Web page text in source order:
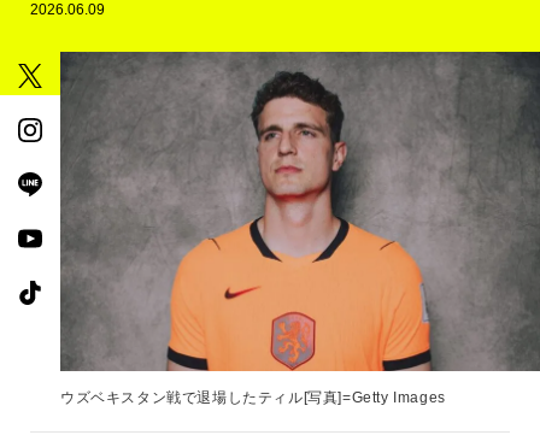
2026.06.09
ウズベキスタン戦で退場したティル[写真]=Getty Images